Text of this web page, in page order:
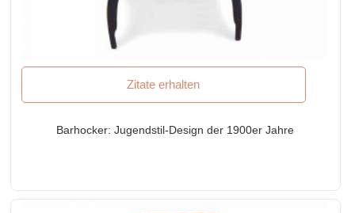
Zitate erhalten
Barhocker: Jugendstil-Design der 1900er Jahre